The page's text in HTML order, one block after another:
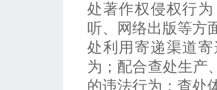
处著作权侵权行
听、网络出版等方
处利用寄递渠道
为；配合查处生产
的违法行为；查处